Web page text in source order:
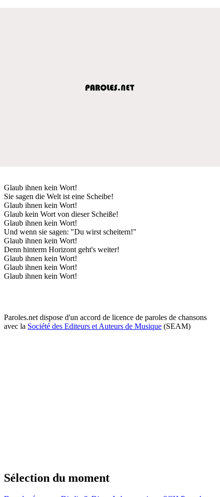
Glaub ihnen kein Wort!
Sie sagen die Welt ist eine Scheibe!
Glaub ihnen kein Wort!
Glaub kein Wort von dieser Scheiße!
Glaub ihnen kein Wort!
Und wenn sie sagen: "Du wirst scheitern!"
Glaub ihnen kein Wort!
Denn hinterm Horizont geht's weiter!
Glaub ihnen kein Wort!
Glaub ihnen kein Wort!
Glaub ihnen kein Wort!
Paroles.net dispose d'un accord de licence de paroles de chansons
avec la Société des Editeurs et Auteurs de Musique (SEAM)
Sélection du moment